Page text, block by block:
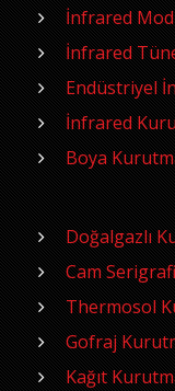
İnfrared
İnfrared
Endüstriyel
İnfrared
Boya
Doğalgazlı
Cam
Thermosol
Gofraj
Kağıt